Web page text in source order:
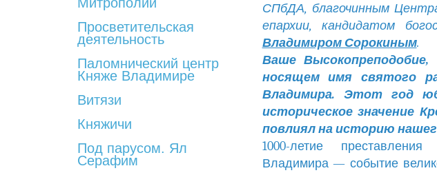
Просветительская
деятельность
Паломнический центр
Княже Владимире
Витязи
Княжичи
Под парусом. Ял
Серафим
СПбДА, благочинным
епархии, кандидатом
Владимиром Сорокиным.
Ваше
носящем имя святого
Владимира. Этот год
историческое значение
повлиял на историю
1000-летие
Владимира — событие